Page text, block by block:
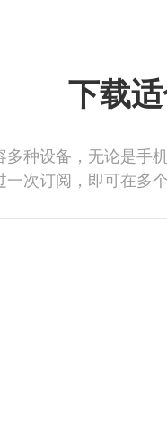
下载
种设备，无论是手
一次订阅，即可在多